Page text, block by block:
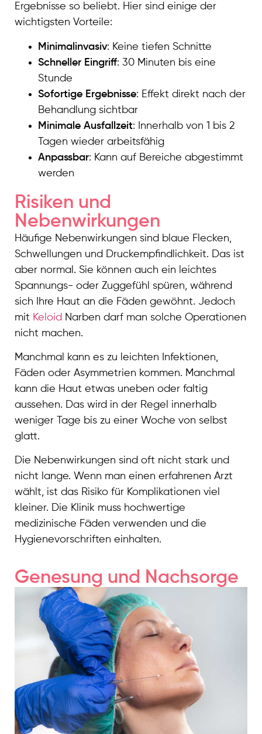
Ergebnisse so beliebt. Hier sind einige der
wichtigsten Vorteile:
Minimalinvasiv: Keine tiefen Schnitte
Schneller Eingriff: 30 Minuten bis eine
Stunde
Sofortige Ergebnisse: Effekt direkt nach der
Behandlung sichtbar
Minimale Ausfallzeit: Innerhalb von 1 bis 2
Tagen wieder arbeitsfähig
Anpassbar: Kann auf Bereiche abgestimmt
werden
Risiken und
Nebenwirkungen
Häufige Nebenwirkungen sind blaue Flecken,
Schwellungen und Druckempfindlichkeit. Das ist
aber normal. Sie können auch ein leichtes
Spannungs- oder Zuggefühl spüren, während
sich Ihre Haut an die Fäden gewöhnt. Jedoch
mit Keloid Narben darf man solche Operationen
nicht machen.
Manchmal kann es zu leichten Infektionen,
Fäden oder Asymmetrien kommen. Manchmal
kann die Haut etwas uneben oder faltig
aussehen. Das wird in der Regel innerhalb
weniger Tage bis zu einer Woche von selbst
glatt.
Die Nebenwirkungen sind oft nicht stark und
nicht lange. Wenn man einen erfahrenen Arzt
wählt, ist das Risiko für Komplikationen viel
kleiner. Die Klinik muss hochwertige
medizinische Fäden verwenden und die
Hygienevorschriften einhalten.
Genesung und Nachsorge